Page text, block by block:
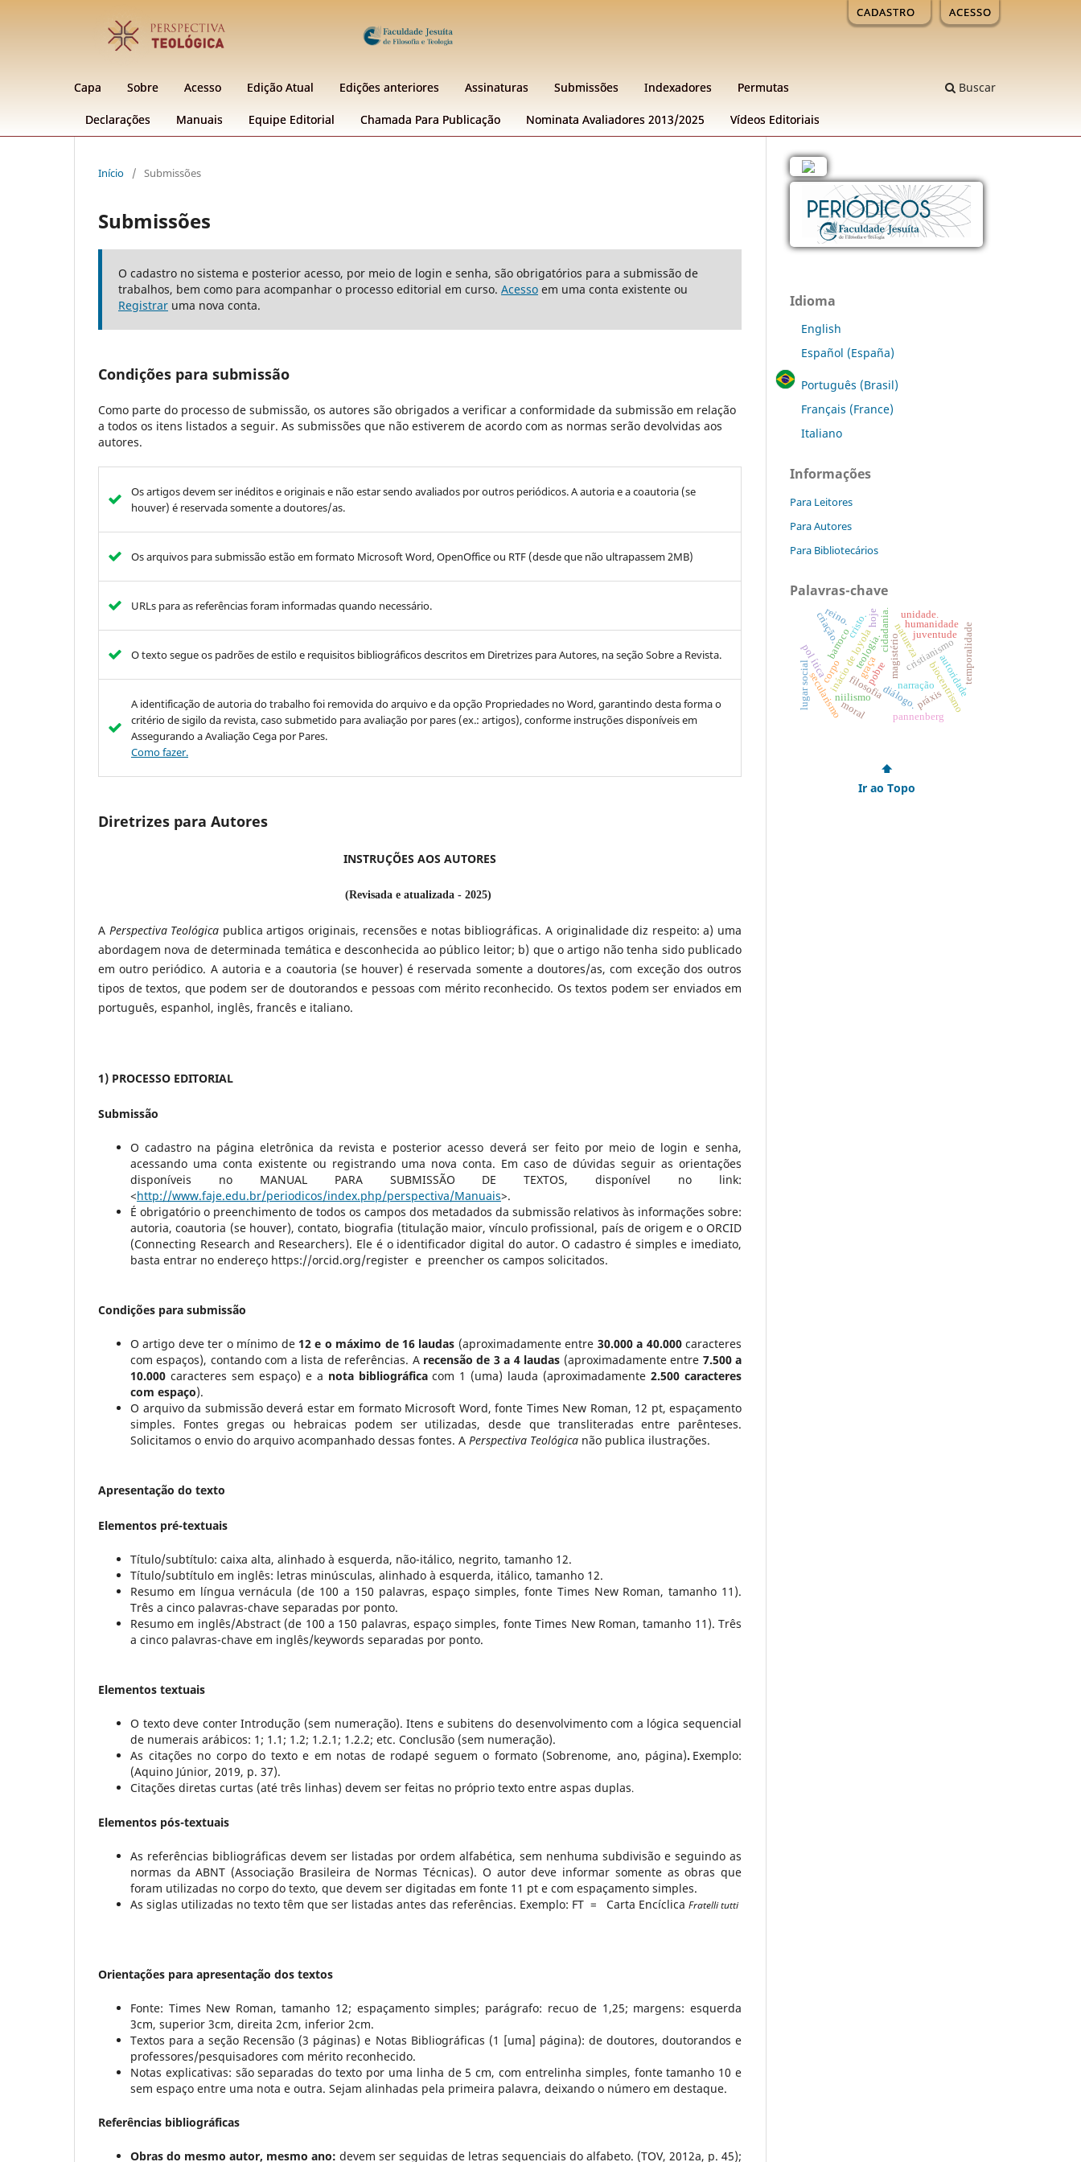
Capa Sobre Acesso Edição Atual Edições anteriores Assinaturas Submissões Indexadores Permutas
Declarações Manuais Equipe Editorial Chamada Para Publicação Nominata Avaliadores 2013/2025 Ví­deos Editoriais
Buscar
CADASTRO ACESSO
Início / Submissões
Submissões
O cadastro no sistema e posterior acesso, por meio de login e senha, são obrigatórios para a submissão de
trabalhos, bem como para acompanhar o processo editorial em curso. Acesso em uma conta existente ou
Registrar uma nova conta.
Condições para submissão
Como parte do processo de submissão, os autores são obrigados a verificar a conformidade da submissão em relação
a todos os itens listados a seguir. As submissões que não estiverem de acordo com as normas serão devolvidas aos
autores.
Os artigos devem ser inéditos e originais e não estar sendo avaliados por outros periódicos. A autoria e a coautoria (se
houver) é reservada somente a doutores/as.
Os arquivos para submissão estão em formato Microsoft Word, OpenOffice ou RTF (desde que não ultrapassem 2MB)
URLs para as referências foram informadas quando necessário.
O texto segue os padrões de estilo e requisitos bibliográficos descritos em Diretrizes para Autores, na seção Sobre a Revista.
A identificação de autoria do trabalho foi removida do arquivo e da opção Propriedades no Word, garantindo desta forma o
critério de sigilo da revista, caso submetido para avaliação por pares (ex.: artigos), conforme instruções disponíveis em
Assegurando a Avaliação Cega por Pares.
Como fazer.
Diretrizes para Autores
INSTRUÇÕES AOS AUTORES
(Revisada e atualizada - 2025)
A Perspectiva Teológica publica artigos originais, recensões e notas bibliográficas. A originalidade diz respeito: a) uma
abordagem nova de determinada temática e desconhecida ao público leitor; b) que o artigo não tenha sido publicado
em outro periódico. A autoria e a coautoria (se houver) é reservada somente a doutores/as, com exceção dos outros
tipos de textos, que podem ser de doutorandos e pessoas com mérito reconhecido. Os textos podem ser enviados em
português, espanhol, inglês, francês e italiano.
1) PROCESSO EDITORIAL
Submissão
O cadastro na página eletrônica da revista e posterior acesso deverá ser feito por meio de login e senha,
acessando uma conta existente ou registrando uma nova conta. Em caso de dúvidas seguir as orientações
disponíveis no MANUAL PARA SUBMISSÃO DE TEXTOS, disponível no link:
<http://www.faje.edu.br/periodicos/index.php/perspectiva/Manuais>.
É obrigatório o preenchimento de todos os campos dos metadados da submissão relativos às informações sobre:
autoria, coautoria (se houver), contato, biografia (titulação maior, vínculo profissional, país de origem e o ORCID
(Connecting Research and Researchers). Ele é o identificador digital do autor. O cadastro é simples e imediato,
basta entrar no endereço https://orcid.org/register​ e preencher os campos solicitados.
Condições para submissão
O artigo deve ter o mínimo de 12 e o máximo de 16 laudas (aproximadamente entre 30.000 a 40.000caracteres
com espaços), contando com a lista de referências. A recensão de 3 a 4 laudas (aproximadamente entre 7.500 a
10.000 caracteres sem espaço) e a nota bibliográficacom 1 (uma) lauda (aproximadamente2.500 caracteres
com espaço).
O arquivo da submissão deverá estar em formato Microsoft Word, fonte Times New Roman, 12 pt, espaçamento
simples. Fontes gregas ou hebraicas podem ser utilizadas, desde que transliteradas entre parênteses.
Solicitamos o envio do arquivo acompanhado dessas fontes. A Perspectiva Teológica não publica ilustrações.
Apresentação do texto
Elementos pré-textuais
Título/subtítulo: caixa alta, alinhado à esquerda, não-itálico, negrito, tamanho 12.
Título/subtítulo em inglês: letras minúsculas, alinhado à esquerda, itálico, tamanho 12.
Resumo em língua vernácula (de 100 a 150 palavras, espaço simples, fonte Times New Roman, tamanho 11).
Três a cinco palavras-chave separadas por ponto.
Resumo em inglês/Abstract (de 100 a 150 palavras, espaço simples, fonte Times New Roman, tamanho 11). Três
a cinco palavras-chave em inglês/keywords separadas por ponto.
Elementos textuais
O texto deve conter Introdução (sem numeração). Itens e subitens do desenvolvimento com a lógica sequencial
de numerais arábicos: 1; 1.1; 1.2; 1.2.1; 1.2.2; etc. Conclusão (sem numeração).
As citações no corpo do texto e em notas de rodapé seguem o formato (Sobrenome, ano, página). Exemplo:
(Aquino Júnior, 2019, p. 37).
Citações diretas curtas (até três linhas) devem ser feitas no próprio texto entre aspas duplas.
Elementos pós-textuais
As referências bibliográficas devem ser listadas por ordem alfabética, sem nenhuma subdivisão e seguindo as
normas da ABNT (Associação Brasileira de Normas Técnicas). O autor deve informar somente as obras que
foram utilizadas no corpo do texto, que devem ser digitadas em fonte 11 pt e com espaçamento simples.
As siglas utilizadas no texto têm que ser listadas antes das referências. Exemplo: FT = Carta Encíclica Fratelli tutti
Orientações para apresentação dos textos
Fonte: Times New Roman, tamanho 12; espaçamento simples; parágrafo: recuo de 1,25; margens: esquerda
3cm, superior 3cm, direita 2cm, inferior 2cm.
Textos para a seção Recensão (3 páginas) e Notas Bibliográficas (1 [uma] página): de doutores, doutorandos e
professores/pesquisadores com mérito reconhecido.
Notas explicativas: são separadas do texto por uma linha de 5 cm, com entrelinha simples, fonte tamanho 10 e
sem espaço entre uma nota e outra. Sejam alinhadas pela primeira palavra, deixando o número em destaque.
Referências bibliográficas
Obras do mesmo autor, mesmo ano: devem ser seguidas de letras sequenciais do alfabeto. (TOV, 2012a, p. 45);
Idioma
English
Español (España)
Português (Brasil)
Français (France)
Italiano
Informações
Para Leitores
Para Autores
Para Bibliotecários
Palavras-chave
cristianismo
graça
diálogo.
inácio de loyola narração
barroco natureza
filosofia
magistério
teologia.
niilismo
secularismo biocentrismo
criação. juventude
moral
autoridade
corpo
pol ítica temporalidade
humanidade
cristo.
lugar social práxis
pobre
unidade.
cidadania.
pannenberg
hoje
reino.
⬆
Ir ao Topo